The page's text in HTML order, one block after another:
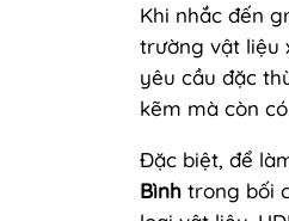
Khi nhắc đến
trường vật liệu
yêu cầu đặc
kẽm mà còn
Đặc biệt, để
Bình trong bối